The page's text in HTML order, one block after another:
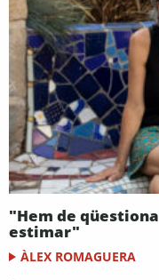
"Hem de
estimar"
ÀLEX ROMAGUERA